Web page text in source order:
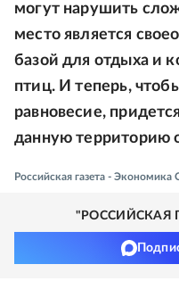
могут нарушить
место является
базой для отдыха и
птиц. И теперь,
равновесие,
данную территорию
Российская газета -
"РОССИЙСКАЯ